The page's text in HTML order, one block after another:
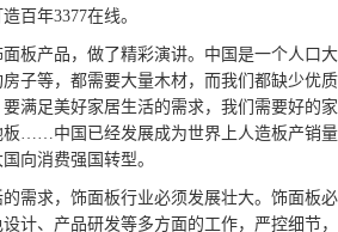
百年3377在线。
板产品，做了精彩演讲。中国是一个人口大
子等，都需要大量木材，而我们都缺少优质
满足美好家居生活的需求，我们需要好的家
……中国已经发展成为世界上人造板产销量
向消费强国转型。
需求，饰面板行业必须发展壮大。饰面板必
计、产品研发等多方面的工作，严控细节，